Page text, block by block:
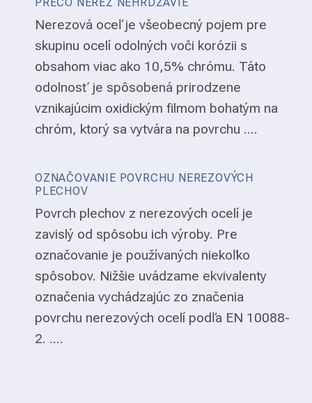
PREČO NEREZ NEHRDZAVIE
Nerezová oceľ je všeobecný pojem pre
skupinu ocelí odolných voči korózii s
obsahom viac ako 10,5% chrómu. Táto
odolnosť je spôsobená prirodzene
vznikajúcim oxidickým filmom bohatým na
chróm, ktorý sa vytvára na povrchu ....
OZNAČOVANIE POVRCHU NEREZOVÝCH
PLECHOV
Povrch plechov z nerezových ocelí je
zavislý od spôsobu ich výroby. Pre
označovanie je používaných niekoľko
spôsobov. Nižšie uvádzame ekvivalenty
označenia vychádzajúc zo značenia
povrchu nerezových ocelí podľa EN 10088-
2. ....